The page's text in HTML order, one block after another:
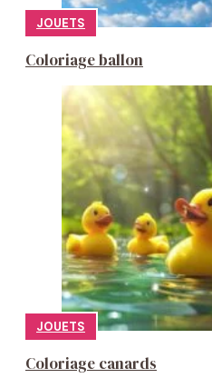
JOUETS
Coloriage ballon
JOUETS
Coloriage canards